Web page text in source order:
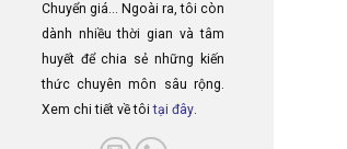
Chuyển giá... Ngoài ra, tôi còn
dành nhiều thời gian và tâm
huyết để chia sẻ những kiến
thức chuyên môn sâu rộng.
Xem chi tiết về tôitại đây.